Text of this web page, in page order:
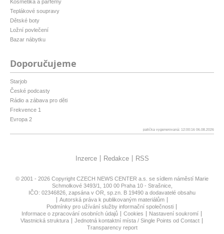
Kosmetika a parfémy
Teplákové soupravy
Dětské boty
Ložní povlečení
Bazar nábytku
Doporučujeme
Starjob
České podcasty
Rádio a zábava pro děti
Frekvence 1
Evropa 2
patička vygenerovaná: 12:00:16 06.08.2026
Inzerce Redakce RSS
© 2001 - 2026 Copyright CZECH NEWS CENTER a.s. se sídlem náměstí Marie
Schmolkové 3493/1, 100 00 Praha 10 - Strašnice,
IČO: 02346826, zapsána v OR, sp.zn. B 19490 a dodavatelé obsahu
Autorská práva k publikovaným materiálům
Podmínky pro užívání služby informační společnosti
Informace o zpracování osobních údajů
Cookies
Nastavení soukromí
Vlastnická struktura
Jednotná kontaktní místa / Single Points od Contact
Transparency report